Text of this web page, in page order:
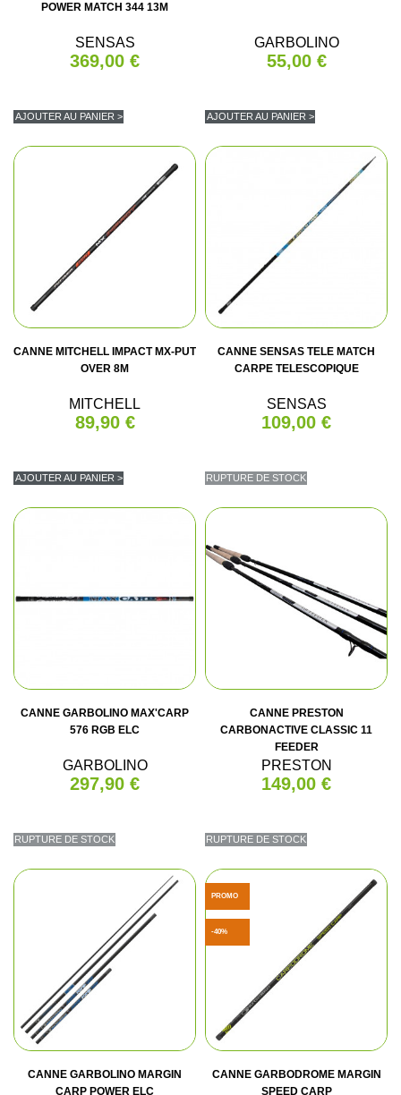
POWER MATCH 344 13M
SENSAS
369,00 €
AJOUTER AU PANIER >
GARBOLINO
55,00 €
AJOUTER AU PANIER >
CANNE MITCHELL IMPACT MX-PUT
OVER 8M
MITCHELL
89,90 €
AJOUTER AU PANIER >
CANNE SENSAS TELE MATCH
CARPE TELESCOPIQUE
SENSAS
109,00 €
RUPTURE DE STOCK
CANNE GARBOLINO MAX'CARP
576 RGB ELC
GARBOLINO
297,90 €
RUPTURE DE STOCK
CANNE PRESTON
CARBONACTIVE CLASSIC 11
FEEDER
PRESTON
149,00 €
RUPTURE DE STOCK
CANNE GARBOLINO MARGIN
CARP POWER ELC
CANNE GARBODROME MARGIN
SPEED CARP
PROMO
-40%